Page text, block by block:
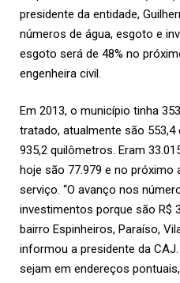
presidente da entidade,
números de água, esgoto e
esgoto será de 48% no
engenheira civil.
Em 2013, o município tinha
tratado, atualmente são
935,2 quilômetros. Eram
hoje são 77.979 e no próximo
serviço. “O avanço nos
investimentos porque são R$
bairro Espinheiros, Paraíso,
informou a presidente da
sejam em endereços